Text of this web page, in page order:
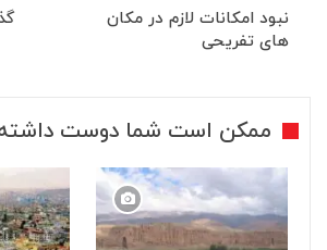
نبود امکانات لازم در مکان
های تفریحی
ممکن است شما دوست